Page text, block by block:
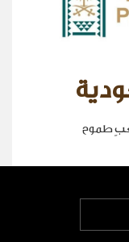
طموح